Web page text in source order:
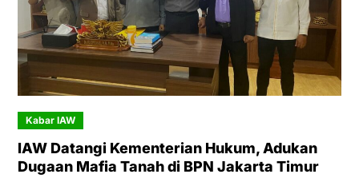
Kabar IAW
IAW Datangi Kementerian Hukum, Adukan
Dugaan Mafia Tanah di BPN Jakarta Timur